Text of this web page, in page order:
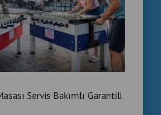
Servis Bakımlı Garantili